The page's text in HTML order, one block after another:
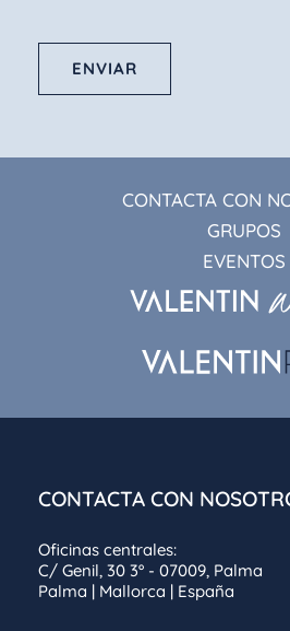
ENVIAR
CONTACTA CON
GRUPOS
EVENTOS
CONTACTA CON
Oficinas centrales:
C/ Genil, 30 3º - 07009, Palma
Palma | Mallorca | España